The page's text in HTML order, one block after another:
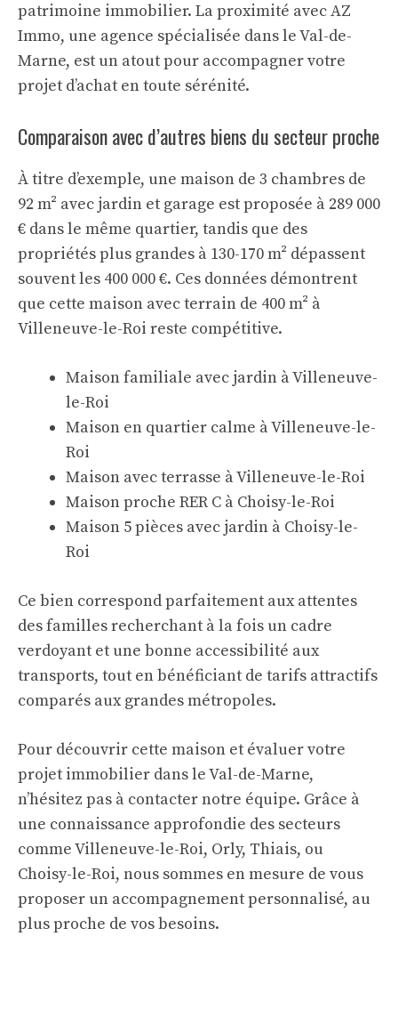
patrimoine immobilier. La proximité avec AZ
Immo, une agence spécialisée dans le Val-de-
Marne, est un atout pour accompagner votre
projet d’achat en toute sérénité.
Comparaison avec d’autres biens du secteur proche
À titre d’exemple, une maison de 3 chambres de
92 m² avec jardin et garage est proposée à 289 000
€ dans le même quartier, tandis que des
propriétés plus grandes à 130-170 m² dépassent
souvent les 400 000 €. Ces données démontrent
que cette maison avec terrain de 400 m² à
Villeneuve-le-Roi reste compétitive.
Maison familiale avec jardin à Villeneuve-
le-Roi
Maison en quartier calme à Villeneuve-le-
Roi
Maison avec terrasse à Villeneuve-le-Roi
Maison proche RER C à Choisy-le-Roi
Maison 5 pièces avec jardin à Choisy-le-
Roi
Ce bien correspond parfaitement aux attentes
des familles recherchant à la fois un cadre
verdoyant et une bonne accessibilité aux
transports, tout en bénéficiant de tarifs attractifs
comparés aux grandes métropoles.
Pour découvrir cette maison et évaluer votre
projet immobilier dans le Val-de-Marne,
n’hésitez pas à contacter notre équipe. Grâce à
une connaissance approfondie des secteurs
comme Villeneuve-le-Roi, Orly, Thiais, ou
Choisy-le-Roi, nous sommes en mesure de vous
proposer un accompagnement personnalisé, au
plus proche de vos besoins.